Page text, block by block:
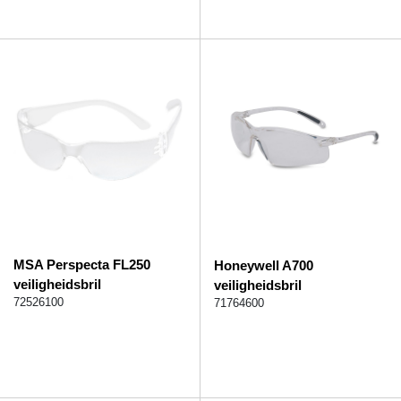
MSA Perspecta FL250
veiligheidsbril
72526100
Honeywell A700
veiligheidsbril
71764600